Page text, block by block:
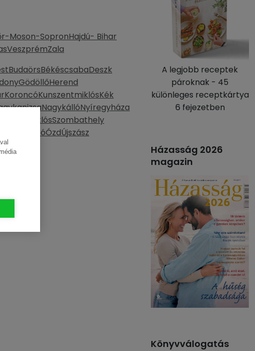
Moson-SopronHajdú- Bihar
VeszprémZala
BudaörsBékéscsabaDeszk
GödöllőHerend
KoroncóKunszentmiklósKék
NagykállóNyíregyháza
Szombathely
ZsombóÓzdÚjszász
A legjobb receptek
pároknak - 45
különleges receptkártya
6 fejezetben
Házasság 2026
magazin
Könyvválogatás